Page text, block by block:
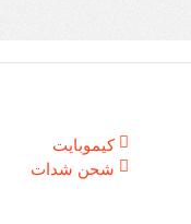
كيموبايت
شحن شدات